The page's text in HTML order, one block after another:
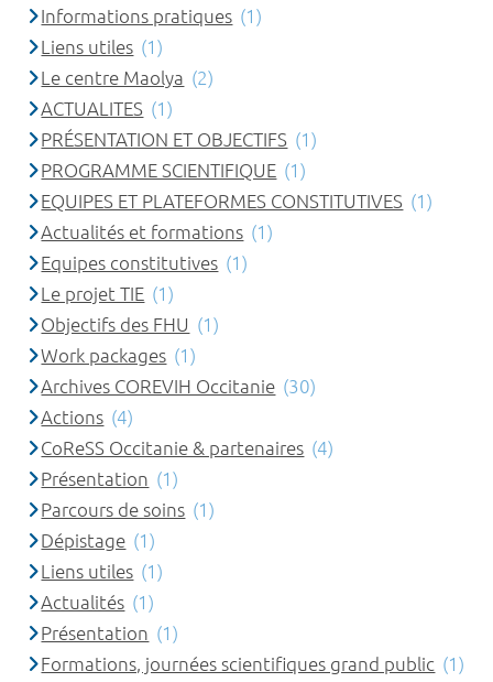
Informations pratiques (1)
Liens utiles (1)
Le centre Maolya (2)
ACTUALITES (1)
PRÉSENTATION ET OBJECTIFS (1)
PROGRAMME SCIENTIFIQUE (1)
EQUIPES ET PLATEFORMES CONSTITUTIVES (1)
Actualités et formations (1)
Equipes constitutives (1)
Le projet TIE (1)
Objectifs des FHU (1)
Work packages (1)
Archives COREVIH Occitanie (30)
Actions (4)
CoReSS Occitanie & partenaires (4)
Présentation (1)
Parcours de soins (1)
Dépistage (1)
Liens utiles (1)
Actualités (1)
Présentation (1)
Formations, journées scientifiques grand public (1)